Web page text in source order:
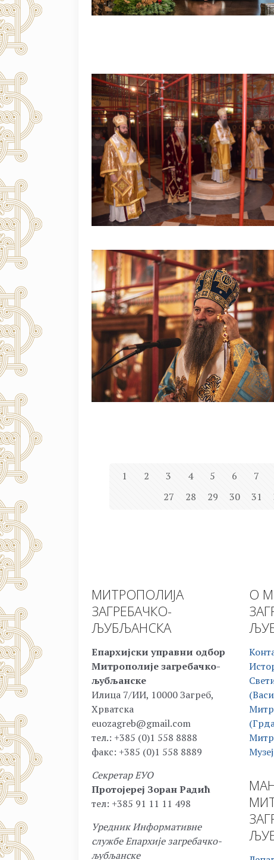
1 2 3 4 5 6 7
27
28 29 30 31
МИТРОПОЛИЈА
ЗАГРЕБАЧКО-
ЉУБЉАНСКА
Епархијски управни одбор
Митрополије загребачко-
љубљанске
Илица 7/ИИ, 10000 Загреб,
Хрватска
euozagreb@gmail.com
тел.: +385 (0)1 558 8888
факс: +385 (0)1 558 8889
Секретар ЕУО
Протојереј Зоран Радић
тел: +385 91 11 11 498
Уредник Информативне
службе Епархије загребачко-
љубљанске
О